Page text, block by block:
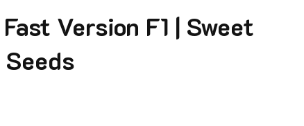
Version F1 | Sweet
Seeds